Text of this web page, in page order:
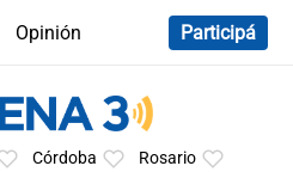
Opinión
Participá
Córdoba Rosario